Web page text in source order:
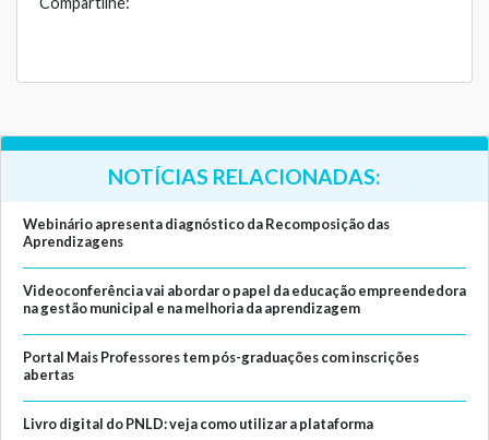
NOTÍCIAS RELACIONADAS:
Webinário apresenta diagnóstico da Recomposição das
Aprendizagens
Videoconferência vai abordar o papel da educação empreendedora
na gestão municipal e na melhoria da aprendizagem
Portal Mais Professores tem pós-graduações com inscrições
abertas
Livro digital do PNLD: veja como utilizar a plataforma